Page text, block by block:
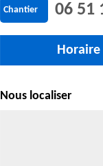
Chantier 06 51
Horaire
Nous localiser